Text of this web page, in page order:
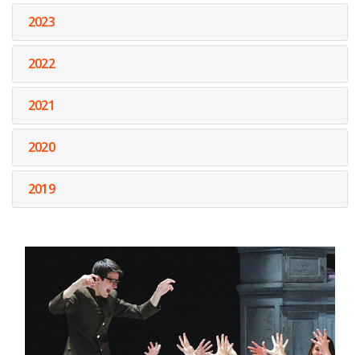
2023
2022
2021
2020
2019